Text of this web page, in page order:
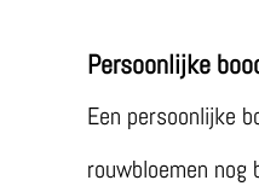
Persoonlijke
Een persoonlijke
rouwbloemen nog